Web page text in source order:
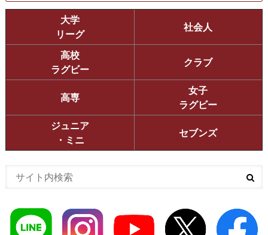
大学
リーグ
社会人
高校
ラグビー
クラブ
高専
女子
ラグビー
ジュニア
・ミニ
セブンズ